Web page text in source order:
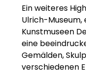
Ein weiteres
Ulrich-
Kunstmuseen
eine
Gemälden,
verschiedenen